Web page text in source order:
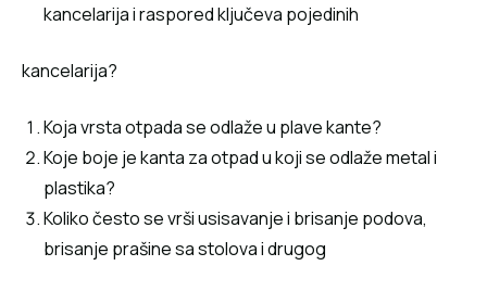
kancelarija i raspored ključeva pojedinih
kancelarija?
Koja vrsta otpada se odlaže u plave kante?
Koje boje je kanta za otpad u koji se odlaže metal i
plastika?
Koliko često se vrši usisavanje i brisanje podova,
brisanje prašine sa stolova i drugog